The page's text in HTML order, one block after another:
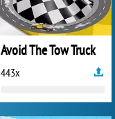
Avoid The Tow Truck
443x